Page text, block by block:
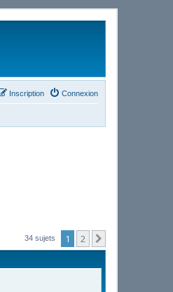
Connexion
Inscription
34 sujets 1 2